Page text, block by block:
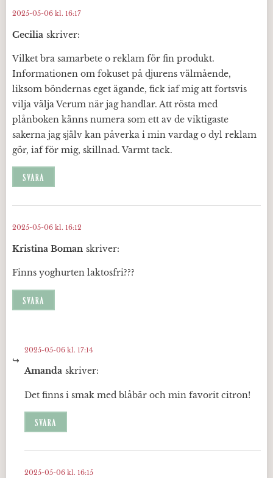
Cecilia skriver:
2025-05-06 kl. 16:17
Vilket bra samarbete o reklam för fin produkt.
Informationen om fokuset på djurens välmående,
liksom böndernas eget ägande, fick iaf mig att fortsvis
vilja välja Verum när jag handlar. Att rösta med
plånboken känns numera som ett av de viktigaste
sakerna jag själv kan påverka i min vardag o dyl reklam
gör, iaf för mig, skillnad. Varmt tack.
SVARA
Kristina Boman skriver:
2025-05-06 kl. 16:12
Finns yoghurten laktosfri???
SVARA
Amanda skriver:
2025-05-06 kl. 17:14
Det finns i smak med blåbär och min favorit citron!
SVARA
2025-05-06 kl. 16:15